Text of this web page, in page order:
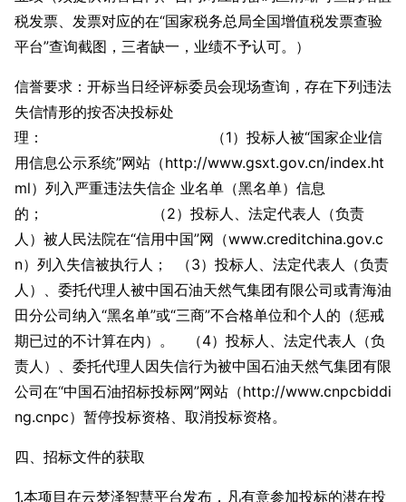
税发票、发票对应的在“国家税务总局全国增值税发票查验
平台”查询截图，三者缺一，业绩不予认可。）
信誉要求：开标当日经评标委员会现场查询，存在下列违法
失信情形的按否决投标处
理： （1）投标人被“国家企业信
用信息公示系统”网站（http://www.gsxt.gov.cn/index.ht
ml）列入严重违法失信企 业名单（黑名单）信息
的； （2）投标人、法定代表人（负责
人）被人民法院在“信用中国”网（www.creditchina.gov.c
n）列入失信被执行人； （3）投标人、法定代表人（负责
人）、委托代理人被中国石油天然气集团有限公司或青海油
田分公司纳入“黑名单”或“三商”不合格单位和个人的（惩戒
期已过的不计算在内）。 （4）投标人、法定代表人（负
责人）、委托代理人因失信行为被中国石油天然气集团有限
公司在“中国石油招标投标网”网站（http://www.cnpcbiddi
ng.cnpc）暂停投标资格、取消投标资格。
四、招标文件的获取
1.本项目在云梦泽智慧平台发布，凡有意参加投标的潜在投